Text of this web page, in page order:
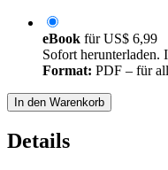
eBook fürUS$ 6,99
Sofort herunterladen.
Format: PDF – für
In den Warenkorb
Details